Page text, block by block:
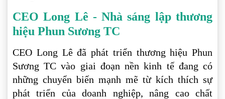
CEO Long Lê - Nhà sáng lập thương
hiệu Phun Sương TC
CEO Long Lê đã phát triển thương hiệu Phun
Sương TC vào giai đoạn nền kinh tế đang có
những chuyển biến mạnh mẽ từ kích thích sự
phát triển của doanh nghiệp, nâng cao chất